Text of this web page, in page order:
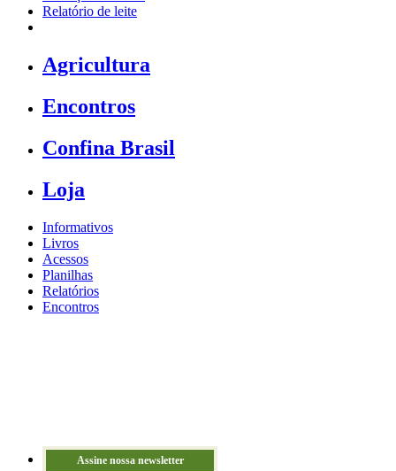
Relatório de leite
Agricultura
Encontros
Confina Brasil
Loja
Informativos
Livros
Acessos
Planilhas
Relatórios
Encontros
Assine nossa newsletter